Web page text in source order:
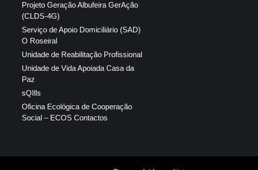
Projeto Geração Albufeira GerAção
(CLDS-4G)
Serviço de Apoio Domiciliário (SAD)
O Roseiral
Unidade de Reabilitação Profissional
Unidade de Vida Apoiada Casa da
Paz
sQIlls
Oficina Ecológica de Cooperação
Social – ECOS Contactos